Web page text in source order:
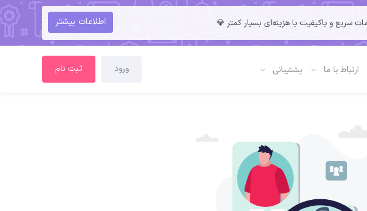
سریع و باکیفیت با هزینه‌ای بسیار کمتر 💎 اطلاعات بیشتر
ارتباط با ما پشتیبانی ورود ثبت نام